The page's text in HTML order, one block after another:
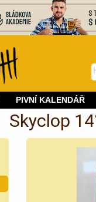
PIVNÍ KALENDÁŘ
Skyclop